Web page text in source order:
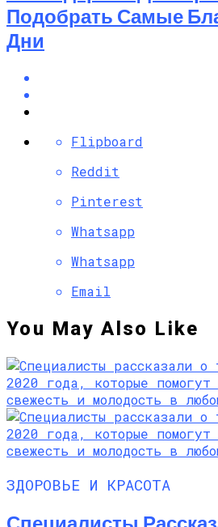
Подобрать Самые
Дни
Flipboard
Reddit
Pinterest
Whatsapp
Whatsapp
Email
You May Also Like
ЗДОРОВЬЕ И КРАСОТА
Специалисты